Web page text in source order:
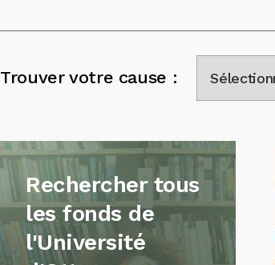
Trouver votre cause :
Rechercher tous
les fonds de
l'Université